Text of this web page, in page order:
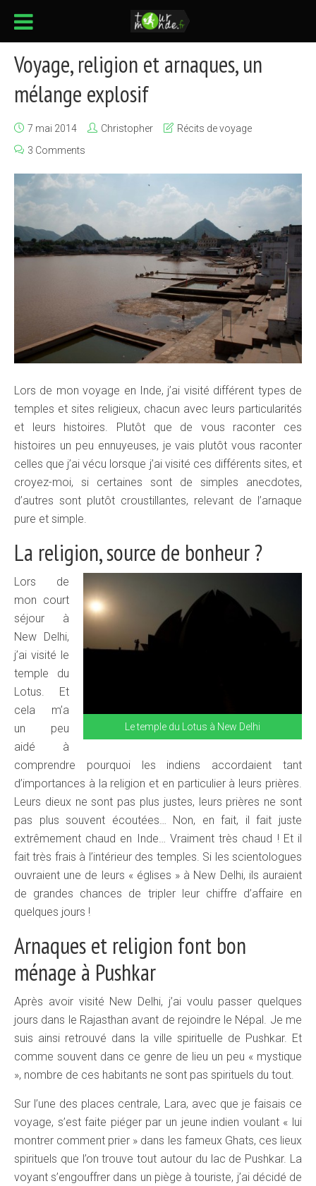
Voyage, religion et arnaques, un
mélange explosif
7 mai 2014 Christopher
Récits de voyage
3 Comments
Lors de mon voyage en Inde, j’ai visité différent types de
temples et sites religieux, chacun avec leurs particularités
et leurs histoires. Plutôt que de vous raconter ces
histoires un peu ennuyeuses, je vais plutôt vous raconter
celles que j’ai vécu lorsque j’ai visité ces différents sites, et
croyez-moi, si certaines sont de simples anecdotes,
d’autres sont plutôt croustillantes, relevant de l’arnaque
pure et simple.
La religion, source de bonheur ?
Le temple du Lotus à New Delhi
Lors de
mon court
séjour à
New Delhi,
j’ai visité le
temple du
Lotus. Et
cela m’a
un peu
aidé à
comprendre pourquoi les indiens accordaient tant
d’importances à la religion et en particulier à leurs prières.
Leurs dieux ne sont pas plus justes, leurs prières ne sont
pas plus souvent écoutées… Non, en fait, il fait juste
extrêmement chaud en Inde… Vraiment très chaud ! Et il
fait très frais à l’intérieur des temples. Si les scientologues
ouvraient une de leurs « églises » à New Delhi, ils auraient
de grandes chances de tripler leur chiffre d’affaire en
quelques jours !
Arnaques et religion font bon
ménage à Pushkar
Après avoir visité New Delhi, j’ai voulu passer quelques
jours dans le Rajasthan avant de rejoindre le Népal. Je me
suis ainsi retrouvé dans la ville spirituelle de Pushkar. Et
comme souvent dans ce genre de lieu un peu « mystique
», nombre de ces habitants ne sont pas spirituels du tout.
Sur l’une des places centrale, Lara, avec que je faisais ce
voyage, s’est faite piéger par un jeune indien voulant « lui
montrer comment prier » dans les fameux Ghats, ces lieux
spirituels que l’on trouve tout autour du lac de Pushkar. La
voyant s’engouffrer dans un piège à touriste, j’ai décidé de